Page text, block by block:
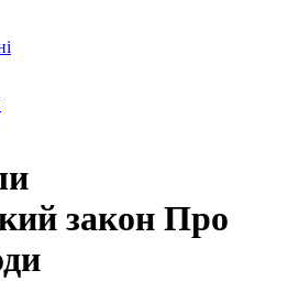
закон Про